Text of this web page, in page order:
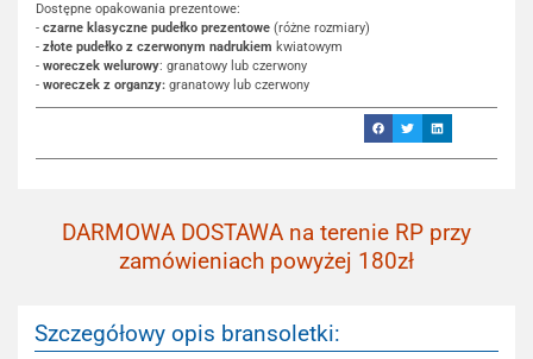
Dostępne opakowania prezentowe:
- czarne klasyczne pudełko prezentowe (różne rozmiary)
- złote pudełko z czerwonym nadrukiem kwiatowym
- woreczek welurowy: granatowy lub czerwony
- woreczek z organzy: granatowy lub czerwony
DARMOWA DOSTAWA na terenie RP przy
zamówieniach powyżej 180zł
Szczegółowy opis bransoletki: